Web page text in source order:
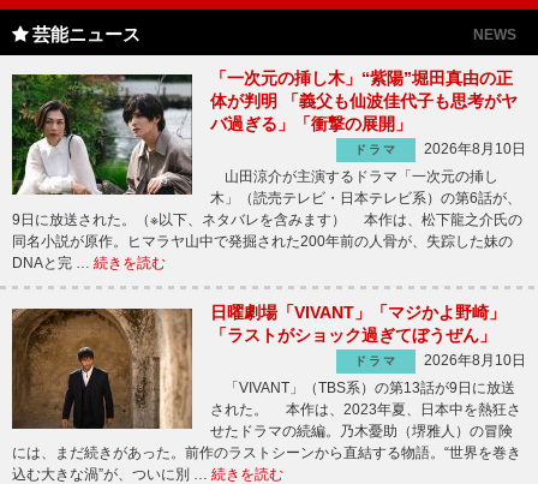
芸能ニュース NEWS
「一次元の挿し木」“紫陽”堀田真由の正
体が判明 「義父も仙波佳代子も思考がヤ
バ過ぎる」「衝撃の展開」
ドラマ
2026年8月10日
山田涼介が主演するドラマ「一次元の挿し
木」（読売テレビ・日本テレビ系）の第6話が、
9日に放送された。（※以下、ネタバレを含みます） 本作は、松下龍之介氏の
同名小説が原作。ヒマラヤ山中で発掘された200年前の人骨が、失踪した妹の
DNAと完 … 続きを読む
日曜劇場「VIVANT」「マジかよ野崎」
「ラストがショック過ぎてぼうぜん」
ドラマ
2026年8月10日
「VIVANT」（TBS系）の第13話が9日に放送
された。 本作は、2023年夏、日本中を熱狂さ
せたドラマの続編。乃木憂助（堺雅人）の冒険
には、まだ続きがあった。前作のラストシーンから直結する物語。“世界を巻き
込む大きな渦”が、ついに別 … 続きを読む